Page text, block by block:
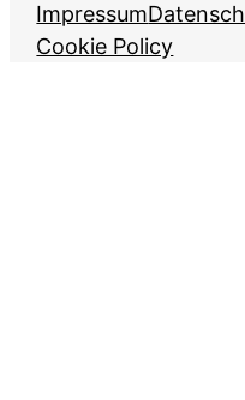
Impressum
Cookie Policy